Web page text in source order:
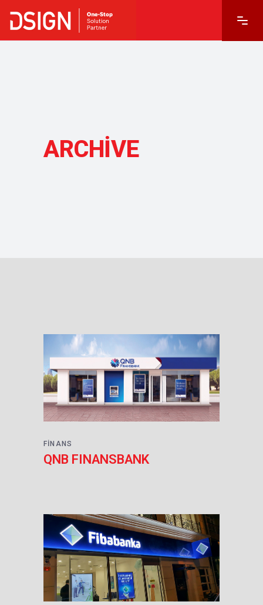
ARCHIVE
FINANS
QNB FINANSBANK